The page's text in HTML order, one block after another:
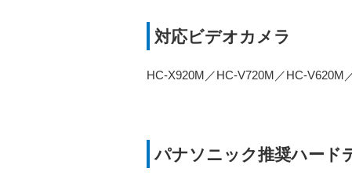
対応ビデオカメラ
HC-X920M／HC-V720M／HC-V620M
パナソニック推奨ハード